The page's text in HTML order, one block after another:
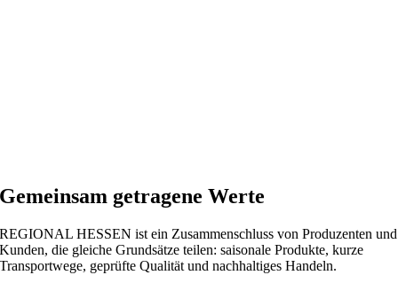
Gemeinsam getragene Werte
REGIONAL HESSEN ist ein Zusammenschluss von Produzenten und
Kunden, die gleiche Grundsätze teilen: saisonale Produkte, kurze
Transportwege, geprüfte Qualität und nachhaltiges Handeln.